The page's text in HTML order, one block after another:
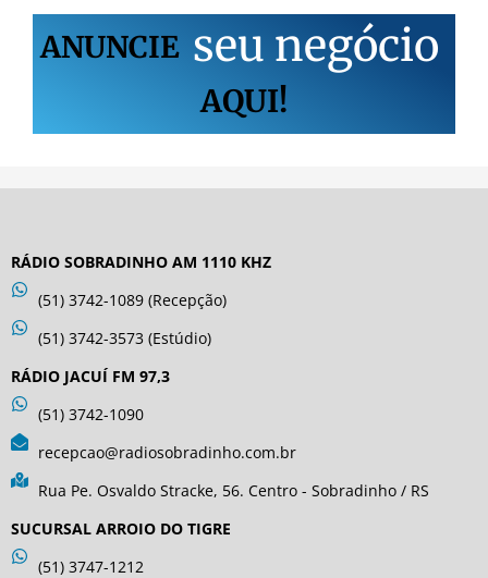
ANUNCIE seu negócio
AQUI!
RÁDIO SOBRADINHO AM 1110 KHZ
(51) 3742-1089 (Recepção)
(51) 3742-3573 (Estúdio)
RÁDIO JACUÍ FM 97,3
(51) 3742-1090
recepcao@radiosobradinho.com.br
Rua Pe. Osvaldo Stracke, 56. Centro - Sobradinho / RS
SUCURSAL ARROIO DO TIGRE
(51) 3747-1212